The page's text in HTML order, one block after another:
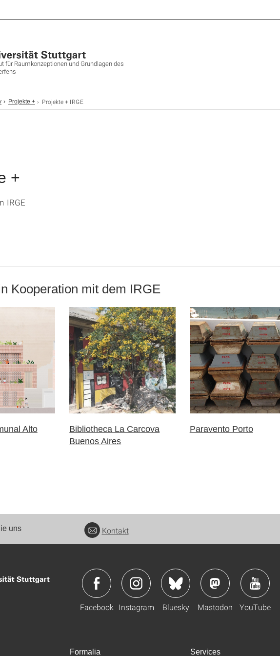
für Raumkonzeptionen und Grundlagen des
Projekte + Projekte + IRGE
+
IRGE
Kooperation mit dem IRGE
Alto
Bibliotheca La Carcova
Buenos Aires
Paravento Porto
uns Kontakt
Facebook Instagram Bluesky Mastodon YouTube
Formalia Services